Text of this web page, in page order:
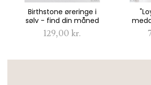
Birthstone øreringe i
sølv - find din måned
129,00 kr.